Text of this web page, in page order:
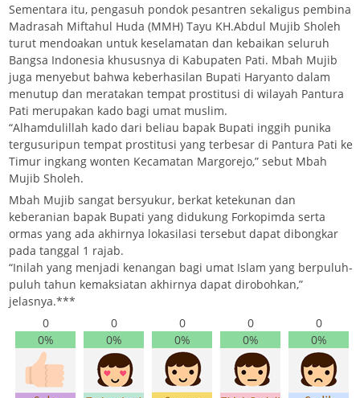
Sementara itu, pengasuh pondok pesantren sekaligus pembina
Madrasah Miftahul Huda (MMH) Tayu KH.Abdul Mujib Sholeh
turut mendoakan untuk keselamatan dan kebaikan seluruh
Bangsa Indonesia khususnya di Kabupaten Pati. Mbah Mujib
juga menyebut bahwa keberhasilan Bupati Haryanto dalam
menutup dan meratakan tempat prostitusi di wilayah Pantura
Pati merupakan kado bagi umat muslim.
“Alhamdulillah kado dari beliau bapak Bupati inggih punika
tergusuripun tempat prostitusi yang terbesar di Pantura Pati ke
Timur ingkang wonten Kecamatan Margorejo,” sebut Mbah
Mujib Sholeh.
Mbah Mujib sangat bersyukur, berkat ketekunan dan
keberanian bapak Bupati yang didukung Forkopimda serta
ormas yang ada akhirnya lokasilasi tersebut dapat dibongkar
pada tanggal 1 rajab.
“Inilah yang menjadi kenangan bagi umat Islam yang berpuluh-
puluh tahun kemaksiatan akhirnya dapat dirobohkan,”
jelasnya.***
0
0%
0
0%
0
0%
0
0%
0
0%